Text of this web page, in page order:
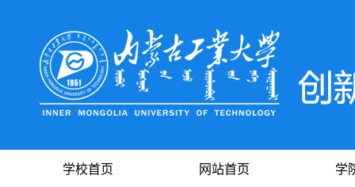
学校首页 网站首页 学